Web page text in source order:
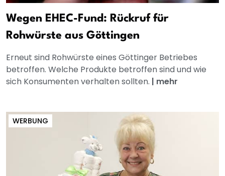
Wegen EHEC-Fund: Rückruf für
Rohwürste aus Göttingen
Erneut sind Rohwürste eines Göttinger Betriebes
betroffen. Welche Produkte betroffen sind und wie
sich Konsumenten verhalten sollten. | mehr
WERBUNG